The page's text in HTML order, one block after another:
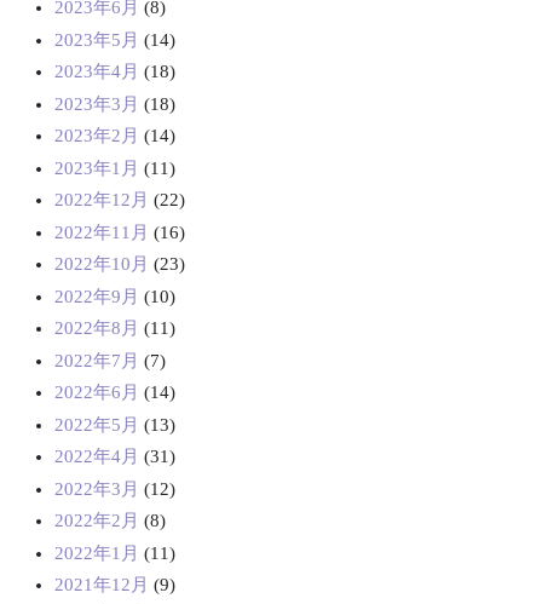
2023年6月 (8)
2023年5月 (14)
2023年4月 (18)
2023年3月 (18)
2023年2月 (14)
2023年1月 (11)
2022年12月 (22)
2022年11月 (16)
2022年10月 (23)
2022年9月 (10)
2022年8月 (11)
2022年7月 (7)
2022年6月 (14)
2022年5月 (13)
2022年4月 (31)
2022年3月 (12)
2022年2月 (8)
2022年1月 (11)
2021年12月 (9)